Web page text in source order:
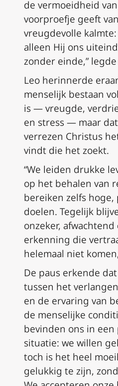
de vermoeidheid
voorproefje geeft
vreugdevolle
alleen Hij ons
zonder einde,”
Leo herinnerde
menselijk bestaan
is — vreugde,
en stress — maar
verrezen Christus
vindt die het zoekt.
“We leiden drukke
op het behalen van
bereiken zelfs
doelen. Tegelijk
onzeker, afwachtend
erkenning die
helemaal niet
De paus erkende
tussen het
en de ervaring van
de menselijke
bevinden ons in een
situatie: we willen
toch is het heel
gelukkig te zijn,